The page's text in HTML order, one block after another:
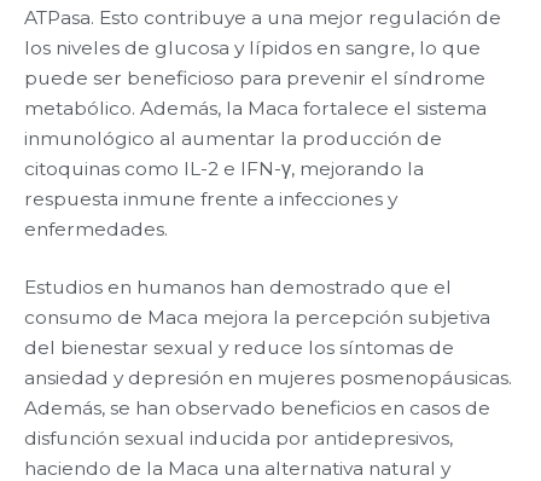
ATPasa. Esto contribuye a una mejor regulación de
los niveles de glucosa y lípidos en sangre, lo que
puede ser beneficioso para prevenir el síndrome
metabólico. Además, la Maca fortalece el sistema
inmunológico al aumentar la producción de
citoquinas como IL-2 e IFN-γ, mejorando la
respuesta inmune frente a infecciones y
enfermedades.
Estudios en humanos han demostrado que el
consumo de Maca mejora la percepción subjetiva
del bienestar sexual y reduce los síntomas de
ansiedad y depresión en mujeres posmenopáusicas.
Además, se han observado beneficios en casos de
disfunción sexual inducida por antidepresivos,
haciendo de la Maca una alternativa natural y